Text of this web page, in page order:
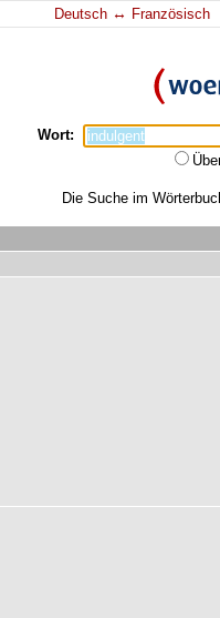
Deutsch ↔ Französisch
Wort:
Die Suche im